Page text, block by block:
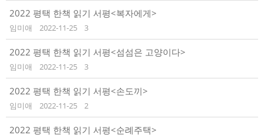
2022 평택 한책 읽기 서평<복자에게>
임미애 2022-11-25 3
2022 평택 한책 읽기 서평<섬섬은 고양이다>
임미애 2022-11-25 3
2022 평택 한책 읽기 서평<손도끼>
임미애 2022-11-25 2
2022 평택 한책 읽기 서평<순례주택>